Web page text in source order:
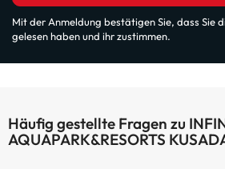
Mit der Anmeldung bestätigen Sie, dass Sie
gelesen haben und ihr zustimmen.
Häufig gestellte Fragen zu
AQUAPARK&RESORTS